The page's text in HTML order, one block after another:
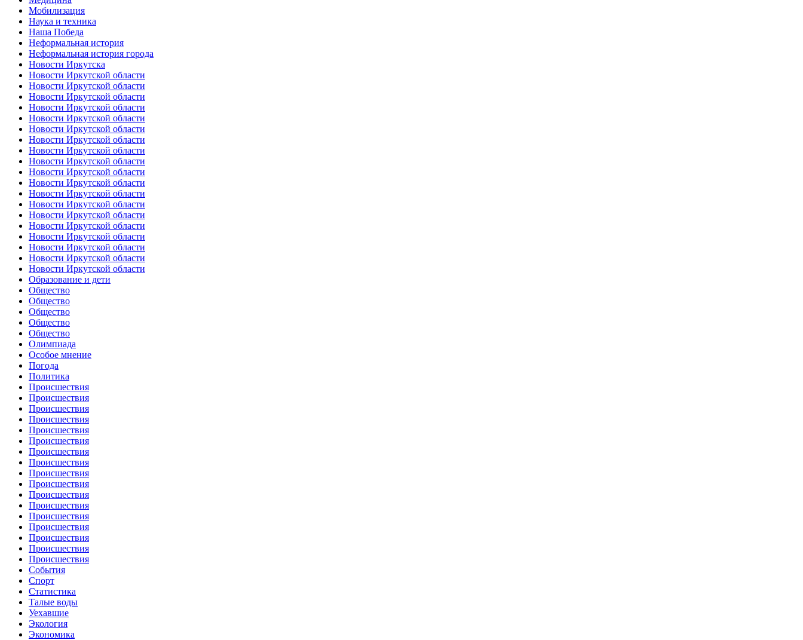
Мобилизация
Наука и техника
Наша Победа
Неформальная история
Неформальная история города
Новости Иркутска
Новости Иркутской области
Новости Иркутской области
Новости Иркутской области
Новости Иркутской области
Новости Иркутской области
Новости Иркутской области
Новости Иркутской области
Новости Иркутской области
Новости Иркутской области
Новости Иркутской области
Новости Иркутской области
Новости Иркутской области
Новости Иркутской области
Новости Иркутской области
Новости Иркутской области
Новости Иркутской области
Новости Иркутской области
Новости Иркутской области
Новости Иркутской области
Образование и дети
Общество
Общество
Общество
Общество
Общество
Олимпиада
Особое мнение
Погода
Политика
Происшествия
Происшествия
Происшествия
Происшествия
Происшествия
Происшествия
Происшествия
Происшествия
Происшествия
Происшествия
Происшествия
Происшествия
Происшествия
Происшествия
Происшествия
Происшествия
Происшествия
События
Спорт
Статистика
Талые воды
Уехавшие
Экология
Экономика